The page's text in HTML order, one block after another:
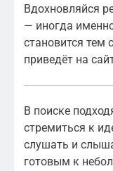
Вдохновляйся
— иногда
становится
приведёт на
В поиске
стремиться к
слушать и
готовым к